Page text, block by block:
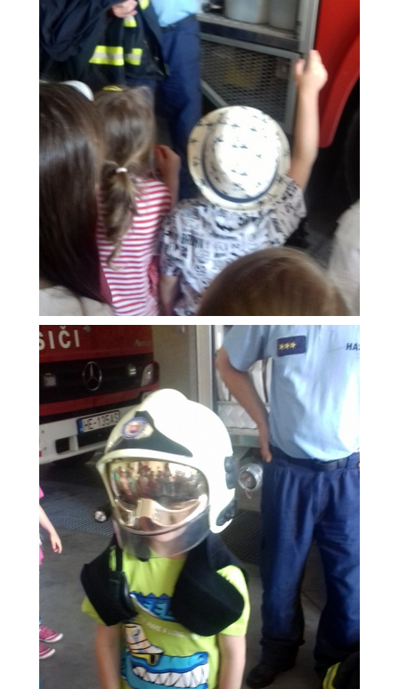
NADÁCIA VOLKSWAGEN SLOVAKIA
MEMORANDUM DIEŤAŤA
VEREJNÉ OBSTARÁVANIE
EUROROZPRÁVKY
RADA ŠKOLY
GDPR
REGISTRATÚRNY PLÁN MŠ
VOĽNÉ PRACOVNÉ MIESTO
AKTUALIZAČNÉ VZDELÁVANIE
ZÁBAVNÉ UČENIE DOMA
VIDEO ALBUM
COVID-19